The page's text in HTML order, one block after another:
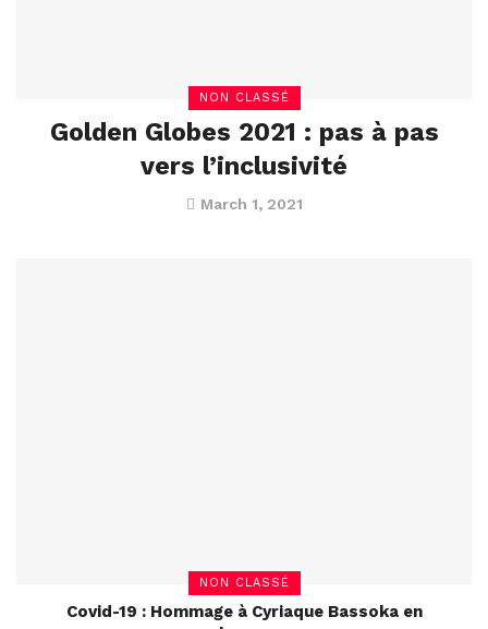
NON CLASSÉ
Golden Globes 2021 : pas à pas
vers l’inclusivité
March 1, 2021
NON CLASSÉ
Covid-19 : Hommage à Cyriaque Bassoka en